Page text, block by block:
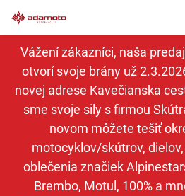
na
obsah
Vážení zákazníci, naša
otvorí svoje brány už
novej adrese Kavečianska
sme svoje sily s firmou
novom môžete tešiť
motocyklov/skútrov,
oblečenia značiek
Brembo, Motul, 100% a